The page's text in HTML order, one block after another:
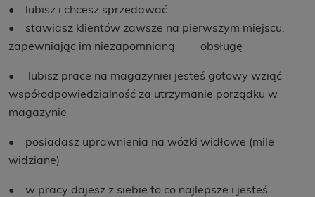
• lubisz i chcesz sprzedawać
• stawiasz klientów zawsze na pierwszym miejscu,
zapewniając im niezapomnianą obsługę
• lubisz prace na magazyniei jesteś gotowy wziąć
współodpowiedzialność za utrzymanie porządku w
magazynie
• posiadasz uprawnienia na wózki widłowe (mile
widziane)
• w pracy dajesz z siebie to co najlepsze i jesteś